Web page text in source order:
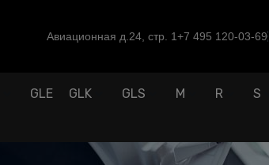
Авиационная д.24, стр. 1+7 495 120-03-69
GLE GLK GLS M R S